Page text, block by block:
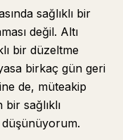
sağlıklı bir
değil. Altı
bir düzeltme
birkaç gün geri
de, müteakip
sağlıklı
düşünüyorum.